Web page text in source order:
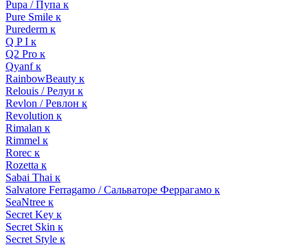
Pupa / Пупа к
Pure Smile к
Purederm к
Q P I к
Q2 Pro к
Qyanf к
RainbowBeauty к
Relouis / Релуи к
Revlon / Ревлон к
Revolution к
Rimalan к
Rimmel к
Rorec к
Rozetta к
Sabai Thai к
Salvatore Ferragamo / Сальваторе Феррагамо к
SeaNtree к
Secret Key к
Secret Skin к
Secret Style к